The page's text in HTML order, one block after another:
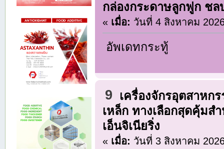
กล่องกระดาษลูกฟูก ชล
« เมื่อ: วันที่ 4 สิงหาคม
อัพเดทกระทู้
9
เครื่องจักรอุตสาหก
เหล็ก ทางเลือกสุดคุ้มส
เอ็นจิเนียริ่ง
« เมื่อ: วันที่ 3 สิงหาคม